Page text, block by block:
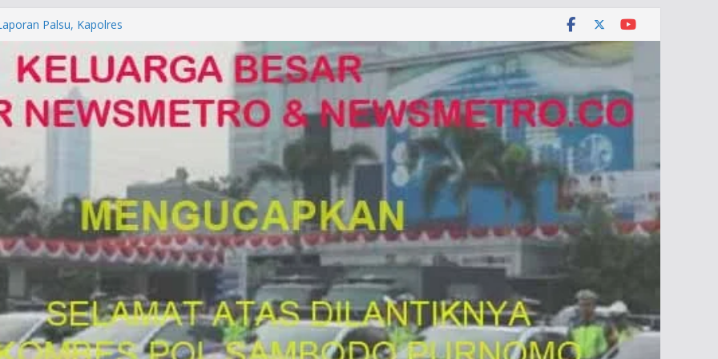
Palsu, Kapolres
PUNGLI SIM
Alam di Jawa Barat yang
KUHAP Baru 2026, Tegaskan
Dipidana
DENPASAR DAN
POLDA BALI DIDUGA